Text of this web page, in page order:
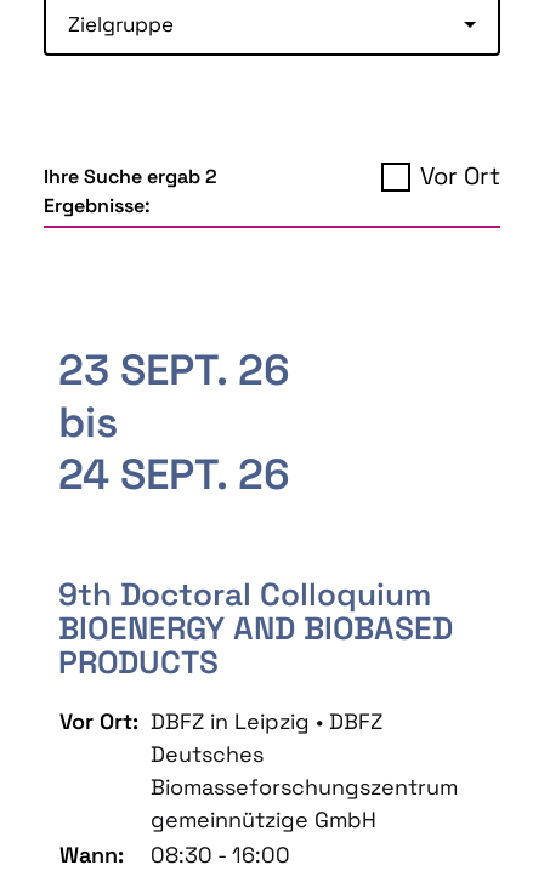
Zielgruppe
Ihre Suche ergab 2
Ergebnisse:
Vor Ort
23 SEPT. 26
bis
24 SEPT. 26
9th Doctoral Colloquium
BIOENERGY AND BIOBASED
PRODUCTS
Vor Ort: DBFZ in Leipzig • DBFZ
Deutsches
Biomasseforschungszentrum
gemeinnützige GmbH
Wann:
08:30 - 16:00